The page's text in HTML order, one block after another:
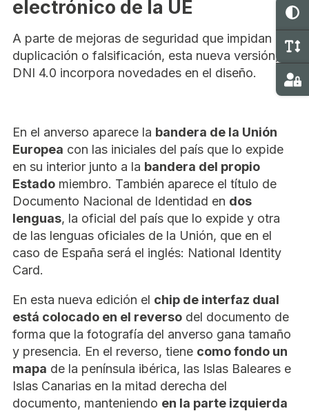
electrónico de la UE
A parte de mejoras de seguridad que impidan la
duplicación o falsificación, esta nueva versión, el
DNI 4.0 incorpora novedades en el diseño.
En el anverso aparece la bandera de la Unión
Europea con las iniciales del país que lo expide
en su interior junto a la bandera del propio
Estado miembro. También aparece el título de
Documento Nacional de Identidad en dos
lenguas, la oficial del país que lo expide y otra
de las lenguas oficiales de la Unión, que en el
caso de España será el inglés: National Identity
Card.
En esta nueva edición el chip de interfaz dual
está colocado en el reverso del documento de
forma que la fotografía del anverso gana tamaño
y presencia. En el reverso, tiene como fondo un
mapa de la península ibérica, las Islas Baleares e
Islas Canarias en la mitad derecha del
documento, manteniendo en la parte izquierda